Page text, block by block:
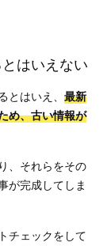
はいえない
はいえ、 最新
め、古い情報が
、それらをその
が完成してしま
チェックをして